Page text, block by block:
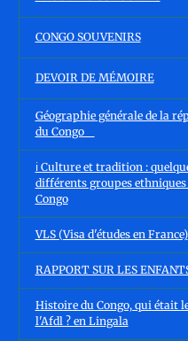
CONGO SOUVENIRS
DEVOIR DE MÉMOIRE
Géographie générale de la
du Congo
ℹ️ Culture et tradition :
différents groupes
Congo
VLS (Visa d'études en France)
RAPPORT SUR LES
Histoire du Congo, qui était
l'Afdl ? en Lingala